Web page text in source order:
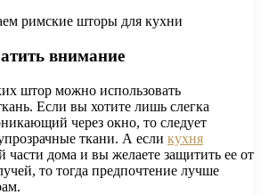
внимание
штор можно использовать
Если вы хотите лишь слегка
через окно, то следует
ткани. А если кухня
дома и вы желаете защитить ее от
то тогда предпочтение лучше